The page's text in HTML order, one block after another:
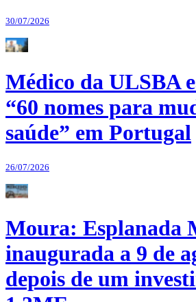
30/07/2026
Médico da ULSBA
“60 nomes para
saúde” em Portugal
26/07/2026
Moura: Esplanada
inaugurada a 9 de
depois de um